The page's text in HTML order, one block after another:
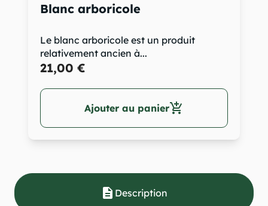
Blanc arboricole
Le blanc arboricole est un produit
relativement ancien à...
21,00 €
Ajouter au panieradd_shopping_cart
description Description